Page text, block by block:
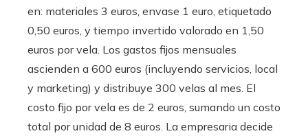
en: materiales 3 euros, envase 1 euro, etiquetado
0,50 euros, y tiempo invertido valorado en 1,50
euros por vela. Los gastos fijos mensuales
ascienden a 600 euros (incluyendo servicios, local
y marketing) y distribuye 300 velas al mes. El
costo fijo por vela es de 2 euros, sumando un costo
total por unidad de 8 euros. La empresaria decide